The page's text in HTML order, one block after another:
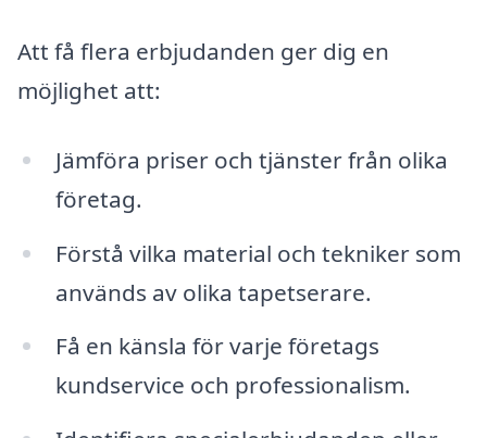
Att få flera erbjudanden ger dig en
möjlighet att:
Jämföra priser och tjänster från olika
företag.
Förstå vilka material och tekniker som
används av olika tapetserare.
Få en känsla för varje företags
kundservice och professionalism.